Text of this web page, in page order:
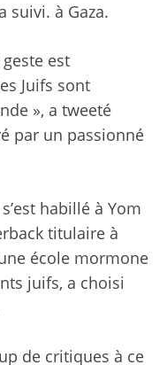
suivi. à Gaza.
est
Juifs sont
», a tweeté
par un passionné
habillé à Yom
titulaire à
école mormone
juifs, a choisi
de critiques à ce